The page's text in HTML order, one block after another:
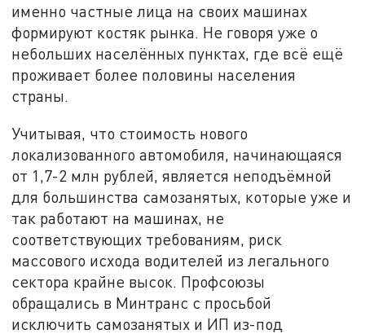
именно частные лица на своих машинах
формируют костяк рынка. Не говоря уже о
небольших населённых пунктах, где всё ещё
проживает более половины населения
страны.
Учитывая, что стоимость нового
локализованного автомобиля, начинающаяся
от 1,7-2 млн рублей, является неподъёмной
для большинства самозанятых, которые уже и
так работают на машинах, не
соответствующих требованиям, риск
массового исхода водителей из легального
сектора крайне высок. Профсоюзы
обращались в Минтранс с просьбой
исключить самозанятых и ИП из-под